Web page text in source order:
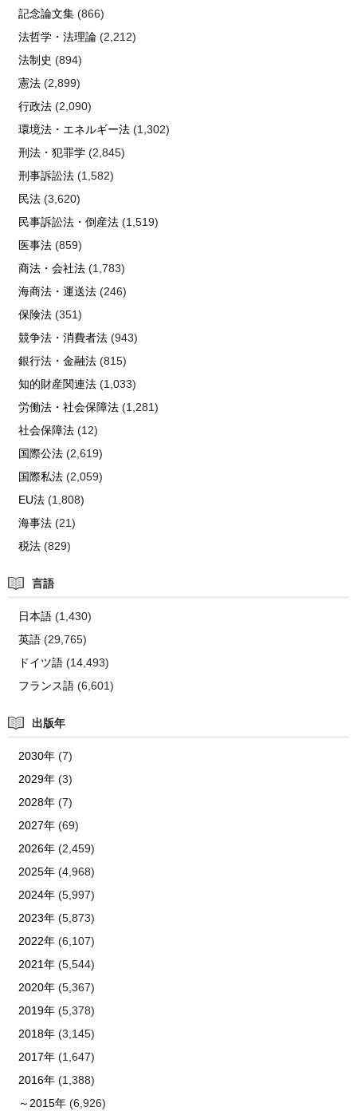
記念論文集(866)
法哲学・法理論(2,212)
法制史 (894)
憲法(2,899)
行政法(2,090)
環境法・エネルギー法(1,302)
刑法・犯罪学(2,845)
刑事訴訟法(1,582)
民法(3,620)
民事訴訟法・倒産法(1,519)
医事法(859)
商法・会社法(1,783)
海商法・運送法(246)
保険法(351)
競争法・消費者法(943)
銀行法・金融法(815)
知的財産関連法(1,033)
労働法・社会保障法(1,281)
社会保障法(12)
国際公法(2,619)
国際私法(2,059)
EU法(1,808)
海事法(21)
税法(829)
言語
日本語(1,430)
英語(29,765)
ドイツ語(14,493)
フランス語(6,601)
出版年
2030年(7)
2029年(3)
2028年(7)
2027年(69)
2026年(2,459)
2025年(4,968)
2024年(5,997)
2023年(5,873)
2022年(6,107)
2021年(5,544)
2020年(5,367)
2019年(5,378)
2018年(3,145)
2017年(1,647)
2016年(1,388)
～2015年(6,926)